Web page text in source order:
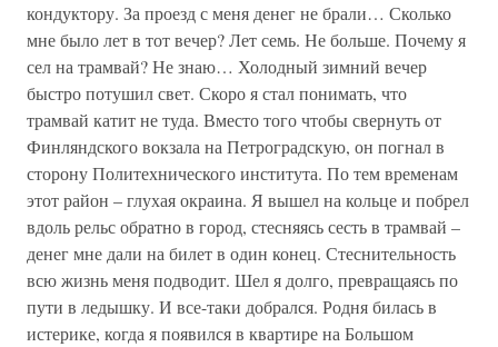
кондуктору. За проезд с меня денег не брали… Сколько
мне было лет в тот вечер? Лет семь. Не больше. Почему я
сел на трамвай? Не знаю… Холодный зимний вечер
быстро потушил свет. Скоро я стал понимать, что
трамвай катит не туда. Вместо того чтобы свернуть от
Финляндского вокзала на Петроградскую, он погнал в
сторону Политехнического института. По тем временам
этот район – глухая окраина. Я вышел на кольце и побрел
вдоль рельс обратно в город, стесняясь сесть в трамвай –
денег мне дали на билет в один конец. Стеснительность
всю жизнь меня подводит. Шел я долго, превращаясь по
пути в ледышку. И все-таки добрался. Родня билась в
истерике, когда я появился в квартире на Большом